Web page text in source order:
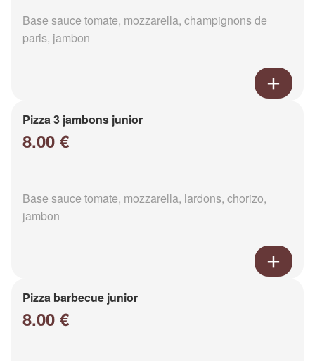
Base sauce tomate, mozzarella, champignons de
paris, jambon
Pizza 3 jambons junior
8.00 €
Base sauce tomate, mozzarella, lardons, chorizo,
jambon
Pizza barbecue junior
8.00 €